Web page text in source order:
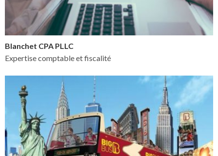
Blanchet CPA PLLC
Expertise comptable et fiscalité